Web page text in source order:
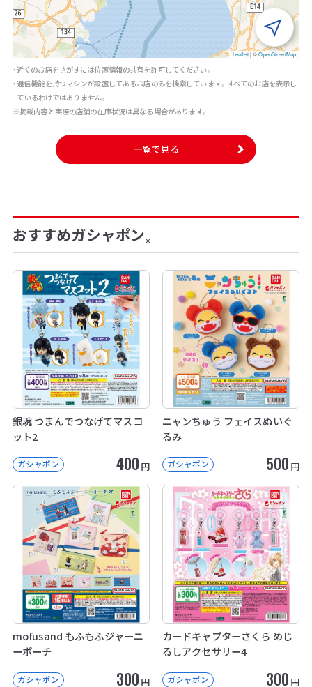
Leaflet |©OpenStreetMap
・近くのお店をさがすには位置情報の共有を許可してください。
・通信機能を持つマシンが設置してあるお店のみを検索しています。すべてのお店を表示し
ているわけではありません。
※掲載内容と実際の店舗の在庫状況は異なる場合があります。
一覧で見る
おすすめガシャポン®
銀魂 つまんでつなげてマスコ
ット2
ガシャポン 400 円
ニャンちゅう フェイスぬいぐ
るみ
ガシャポン 500 円
mofusand もふもふジャーニ
ーポーチ
ガシャポン 300 円
カードキャプターさくら めじ
るしアクセサリー4
ガシャポン 300 円